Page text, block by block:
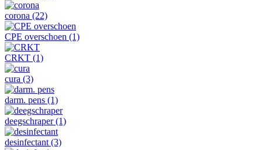
corona (22)
CPE overschoen (1)
CRKT (1)
cura (3)
darm. pens (1)
deegschraper(1)
desinfectant (3)